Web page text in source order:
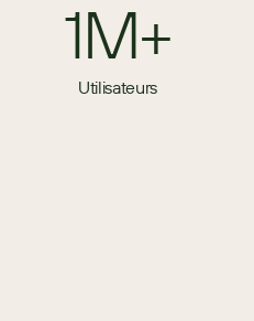
1M+
Utilisateurs